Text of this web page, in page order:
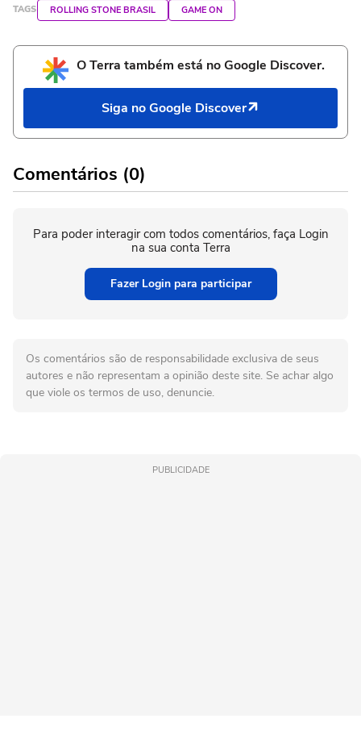
TAGS ROLLING STONE BRASIL GAME ON
O Terra também está no Google Discover.
Siga no Google Discover
Comentários (0)
Para poder interagir com todos comentários, faça Login
na sua conta Terra
Fazer Login para participar
Os comentários são de responsabilidade exclusiva de seus
autores e não representam a opinião deste site. Se achar algo
que viole os termos de uso, denuncie.
PUBLICIDADE